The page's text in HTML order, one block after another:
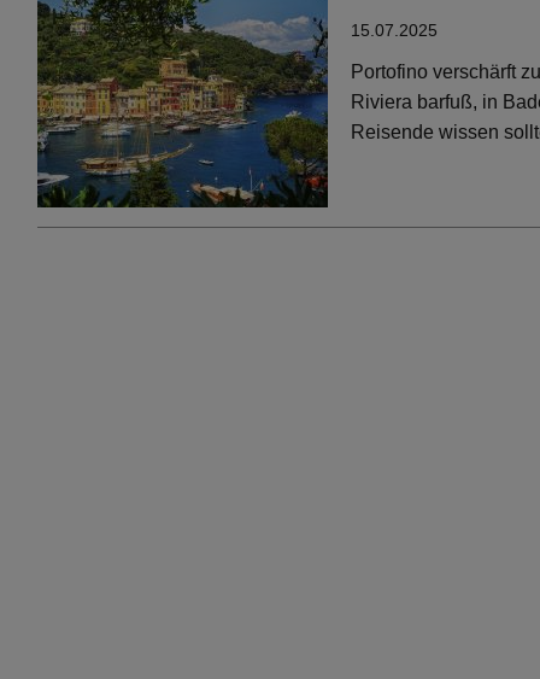
15.07.2025
Portofino verschärft
Riviera barfuß, in
Reisende wissen